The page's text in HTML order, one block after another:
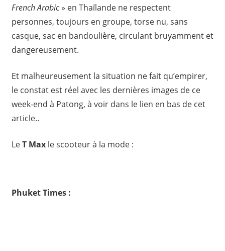
French Arabic» en Thaïlande ne respectent
personnes, toujours en groupe, torse nu, sans
casque, sac en bandoulière, circulant bruyamment et
dangereusement.
Et malheureusement la situation ne fait qu’empirer,
le constat est réel avec les dernières images de ce
week-end à Patong, à voir dans le lien en bas de cet
article..
LeT Maxle scooteur à la mode :
Phuket Times :